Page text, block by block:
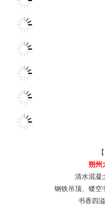
朔州
清水混凝
钢铁吊顶、镂空
书香四